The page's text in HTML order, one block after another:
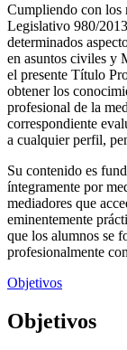
Cumpliendo con los
Legislativo 980/
determinados
en asuntos civiles y
el presente Título
obtener los
profesional de la
correspondiente
a cualquier perfil,
Su contenido es
íntegramente por
mediadores que
eminentemente
que los alumnos se
profesionalmente
Objetivos
Objetivos